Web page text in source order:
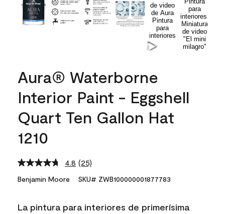
Aura® Waterborne
Interior Paint - Eggshell
Quart Ten Gallon Hat
1210
4.8 Read
25
Reviews.
link.
(25)
Benjamin Moore SKU# ZWB100000001877783
La pintura para interiores de primerísima